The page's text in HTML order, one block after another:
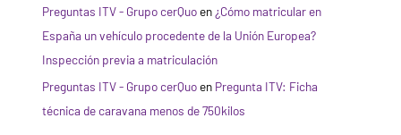
Preguntas ITV - Grupo cerQuoen ¿Cómo matricular en
España un vehículo procedente de la Unión Europea?
Inspección previa a matriculación
Preguntas ITV - Grupo cerQuoen Pregunta ITV: Ficha
técnica de caravana menos de 750kilos